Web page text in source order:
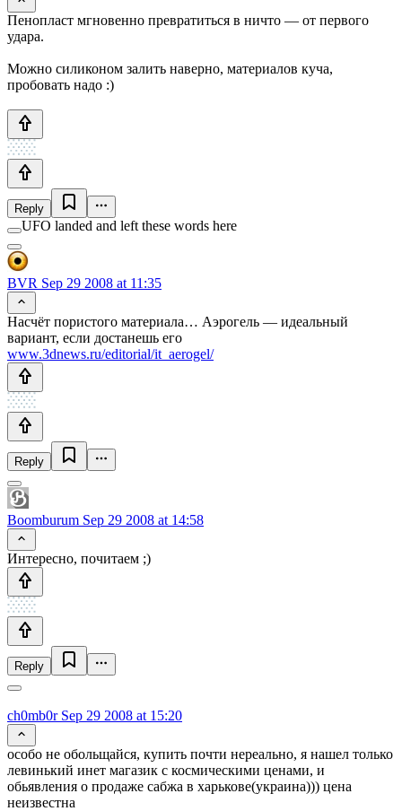
Пенопласт мгновенно превратиться в ничто — от первого
удара.
Можно силиконом залить наверно, материалов куча,
пробовать надо :)
Reply
UFO landed and left these words here
BVR Sep 29 2008 at 11:35
Насчёт пористого материала… Аэрогель — идеальный
вариант, если достанешь его
www.3dnews.ru/editorial/it_aerogel/
Reply
Boomburum Sep 29 2008 at 14:58
Интересно, почитаем ;)
Reply
ch0mb0rSep 29 2008 at 15:20
особо не обольщайся, купить почти нереально, я нашел только
левинький инет магазик с космическими ценами, и
обьявления о продаже сабжа в харькове(украина))) цена
неизвестна